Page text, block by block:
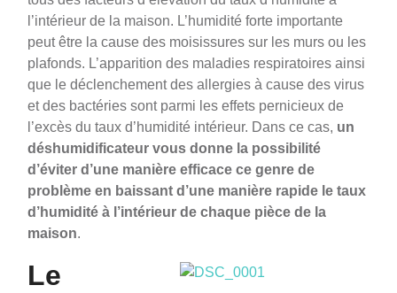
l’intérieur de la maison. L’humidité forte importante
peut être la cause des moisissures sur les murs ou les
plafonds. L’apparition des maladies respiratoires ainsi
que le déclenchement des allergies à cause des virus
et des bactéries sont parmi les effets pernicieux de
l’excès du taux d’humidité intérieur. Dans ce cas, un
déshumidificateur vous donne la possibilité
d’éviter d’une manière efficace ce genre de
problème en baissant d’une manière rapide le taux
d’humidité à l’intérieur de chaque pièce de la
maison.
Le